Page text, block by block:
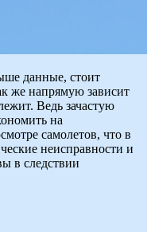
данные, стоит
же напрямую зависит
Ведь зачастую
на
самолетов, что в
неисправности и
в следствии